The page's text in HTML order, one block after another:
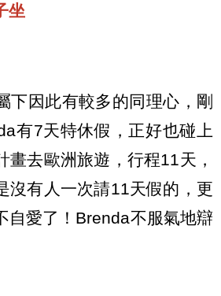
坐
下因此有較多的同理心，剛
有7天特休假，正好也碰上
畫去歐洲旅遊，行程11天，
沒有人一次請11天假的，更
自愛了！Brenda不服氣地辯